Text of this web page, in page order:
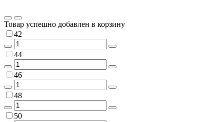
Товар успешно добавлен в корзину
42
44
46
48
50